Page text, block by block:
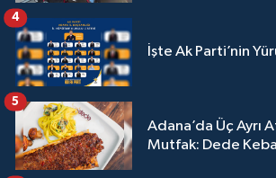
İşte Ak Parti’nin
4
Adana’da Üç Ayrı
Mutfak: Dede
5